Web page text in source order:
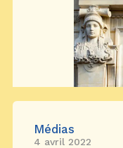
Médias
4 avril 2022